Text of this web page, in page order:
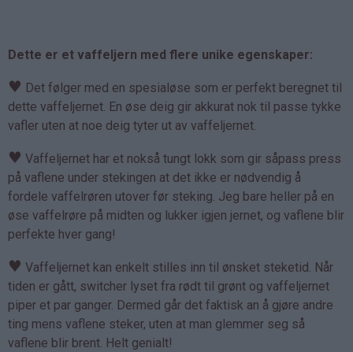
Dette er et vaffeljern med flere unike egenskaper:
♥ Det følger med en spesialøse som er perfekt beregnet til
dette vaffeljernet. En øse deig gir akkurat nok til passe tykke
vafler uten at noe deig tyter ut av vaffeljernet.
♥ Vaffeljernet har et nokså tungt lokk som gir såpass press
på vaflene under stekingen at det ikke er nødvendig å
fordele vaffelrøren utover før steking. Jeg bare heller på en
øse vaffelrøre på midten og lukker igjen jernet, og vaflene blir
perfekte hver gang!
♥ Vaffeljernet kan enkelt stilles inn til ønsket steketid. Når
tiden er gått, switcher lyset fra rødt til grønt og vaffeljernet
piper et par ganger. Dermed går det faktisk an å gjøre andre
ting mens vaflene steker, uten at man glemmer seg så
vaflene blir brent. Helt genialt!